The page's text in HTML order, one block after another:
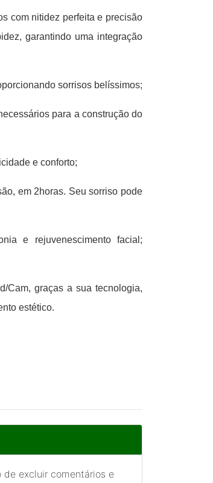
com nitidez perfeita e precisão
garantindo uma integração
sorrisos belíssimos;
para a construção do
e conforto;
em 2horas. Seu sorriso pode
e rejuvenescimento facial;
Cam, graças a sua tecnologia,
estético.
de excluir comentários e